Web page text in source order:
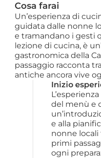
Cosa farai
Un’esperienza di
guidata dalle nonne
e tramandano i gesti
lezione di cucina, è
gastronomica della
passaggio racconta
antiche ancora vive
Inizio
del menù e
e alla
nonne
primi
ogni